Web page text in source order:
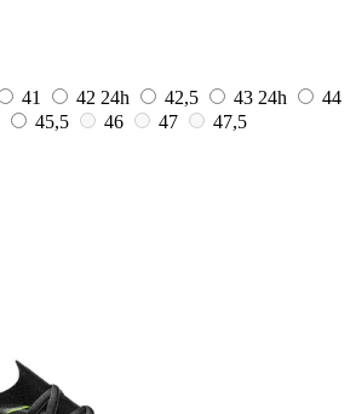
41 42 24h 42,5 43 24h
44
45,5 46 47
47,5